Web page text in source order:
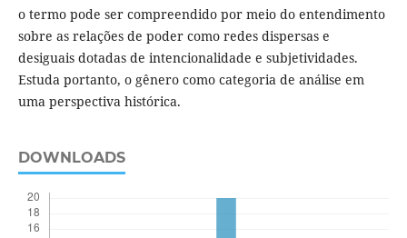
o termo pode ser compreendido por meio do entendimento
sobre as relações de poder como redes dispersas e
desiguais dotadas de intencionalidade e subjetividades.
Estuda portanto, o gênero como categoria de análise em
uma perspectiva histórica.
DOWNLOADS